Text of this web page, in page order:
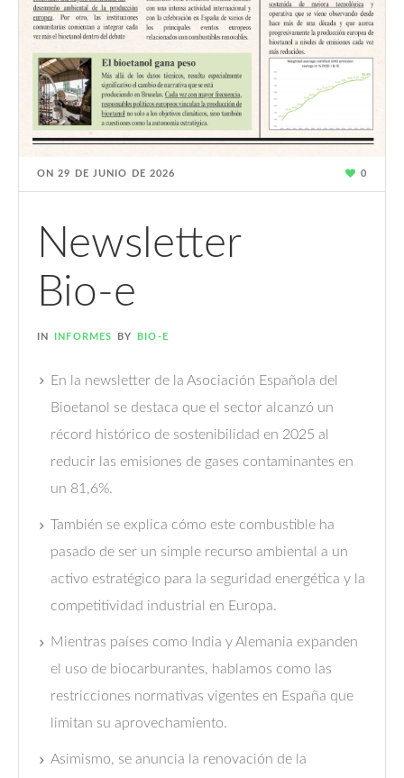
ON29 DE JUNIO DE 2026 0
Newsletter
Bio-e
IN INFORMES BY BIO-E
En la newsletter de la Asociación Española del
Bioetanol se destaca que el sector alcanzó un
récord histórico de sostenibilidad en 2025 al
reducir las emisiones de gases contaminantes en
un 81,6%.
También se explica cómo este combustible ha
pasado de ser un simple recurso ambiental a un
activo estratégico para la seguridad energética y la
competitividad industrial en Europa.
Mientras países como India y Alemania expanden
el uso de biocarburantes, hablamos como las
restricciones normativas vigentes en España que
limitan su aprovechamiento.
Asimismo, se anuncia la renovación de la